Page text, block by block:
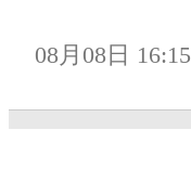
08月08日 16:15